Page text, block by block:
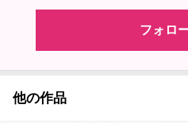
フォロ
他の作品